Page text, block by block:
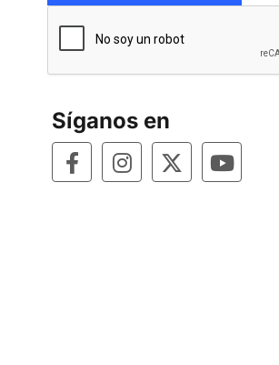
Síganos en